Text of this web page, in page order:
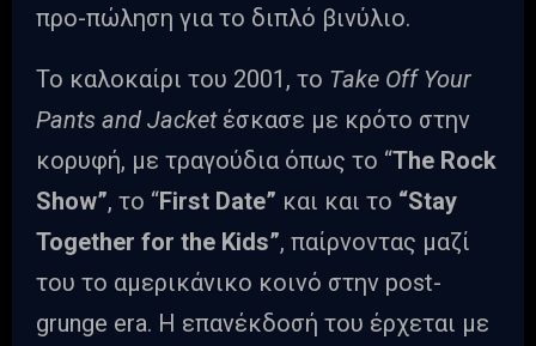
προ-πώληση για το διπλό βινύλιο.
To καλοκαίρι του 2001, το Take Off Your
Pants and Jacket έσκασε με κρότο στην
κορυφή, με τραγούδια όπως το “The Rock
Show”, το “First Date” και και το “Stay
Together for the Kids”, παίρνοντας μαζί
του το αμερικάνικο κοινό στην post-
grunge era. Η επανέκδοσή του έρχεται με